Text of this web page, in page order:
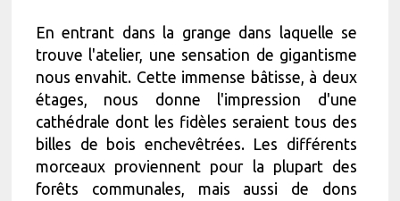
En entrant dans la grange dans laquelle se
trouve l'atelier, une sensation de gigantisme
nous envahit. Cette immense bâtisse, à deux
étages, nous donne l'impression d'une
cathédrale dont les fidèles seraient tous des
billes de bois enchevêtrées. Les différents
morceaux proviennent pour la plupart des
forêts communales, mais aussi de dons